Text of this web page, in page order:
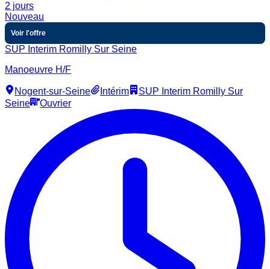
2 jours
Nouveau
Voir l'offre
SUP Interim Romilly Sur Seine
Manoeuvre H/F
Nogent-sur-Seine Intérim
SUP Interim Romilly Sur
Seine
Ouvrier